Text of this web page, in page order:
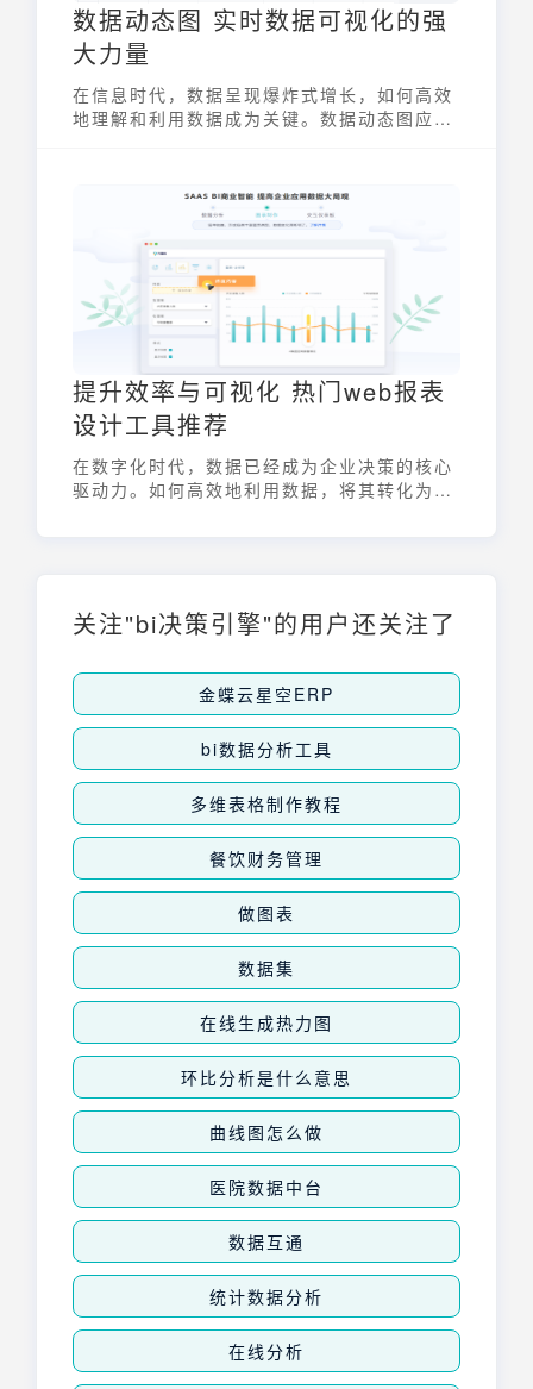
数据动态图 实时数据可视化的强
大力量
在信息时代，数据呈现爆炸式增长，如何高效
地理解和利用数据成为关键。数据动态图应运
态图表相比，数据动态图具有实时性、交互性
和可扩展性等显著优势，能够更直观、更生动
地揭示数据背后的规律和趋势，为决策者提供
更精准的参考。
提升效率与可视化 热门web报表
设计工具推荐
在数字化时代，数据已经成为企业决策的核心
驱动力。如何高效地利用数据，将其转化为有
它通过直观的图表和报表形式，将复杂的数据
变得易于理解和分析，为企业决策提供有力支
关注"bi决策引擎"的用户还关注了
金蝶云星空ERP
bi数据分析工具
多维表格制作教程
餐饮财务管理
做图表
数据集
在线生成热力图
环比分析是什么意思
曲线图怎么做
医院数据中台
数据互通
统计数据分析
在线分析